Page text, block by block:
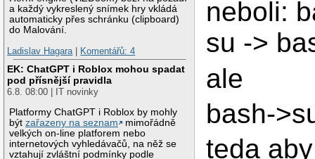
a každý vykreslený snímek hry vkládá
automaticky přes schránku (clipboard)
do Malování.
Ladislav Hagara | Komentářů: 4
EK: ChatGPT i Roblox mohou spadat
pod přísnější pravidla
6.8. 08:00 | IT novinky
Platformy ChatGPT i Roblox by mohly
býtzařazeny na seznam
mimořádně
velkých on-line platforem nebo
internetových vyhledávačů, na něž se
vztahují zvláštní podmínky podle
neboli:
su ->
ale
bash-
teda